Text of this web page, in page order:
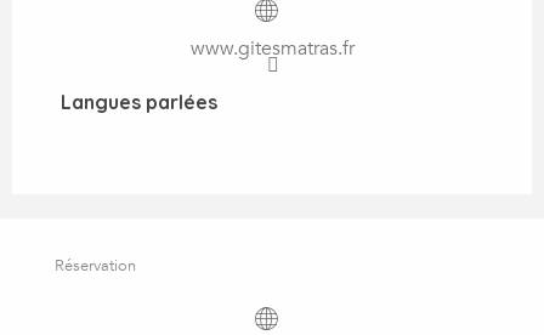
www.gitesmatras.fr
Langues parlées
Langues parlées
Réservation